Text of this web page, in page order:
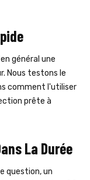
général une
Nous testons le
comment l'utiliser
prête à
La Durée
question, un